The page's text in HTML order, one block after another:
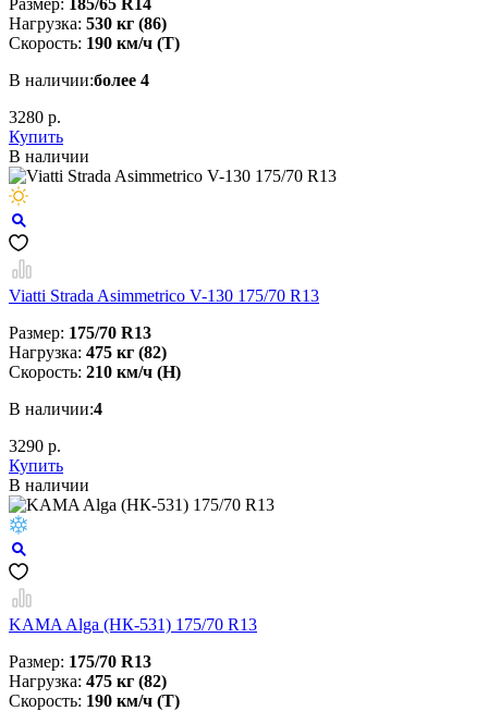
Нагрузка: 530 кг (86)
Скорость: 190 км/ч (T)
В наличии:более 4
3280 р.
Купить
В наличии
Viatti Strada Asimmetrico V-130 175/70 R13
Размер: 175/70 R13
Нагрузка: 475 кг (82)
Скорость: 210 км/ч (H)
В наличии:4
3290 р.
Купить
В наличии
KAMA Alga (НК-531) 175/70 R13
Размер: 175/70 R13
Нагрузка: 475 кг (82)
Скорость: 190 км/ч (T)